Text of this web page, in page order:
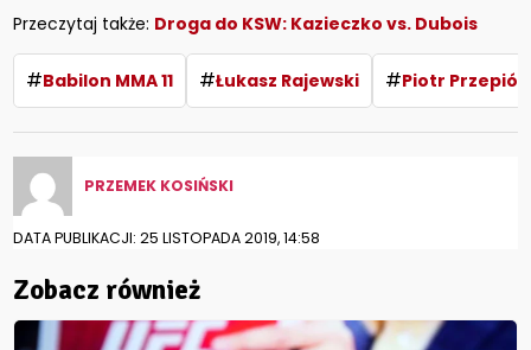
Przeczytaj także: Droga do KSW: Kazieczko vs. Dubois
#Babilon MMA 11 #Łukasz Rajewski #Piotr
PRZEMEK KOSIŃSKI
DATA PUBLIKACJI: 25 LISTOPADA 2019, 14:58
Zobacz również